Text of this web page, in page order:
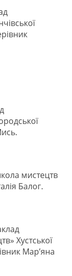
мистецтв
Балог.
Хустської
Мар’яна